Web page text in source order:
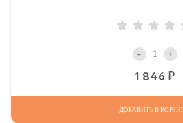
- +
1 846
ДОБАВИТЬ В